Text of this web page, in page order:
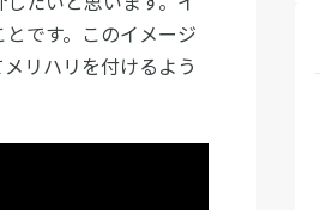
です。このイメージ
リハリを付けるよう